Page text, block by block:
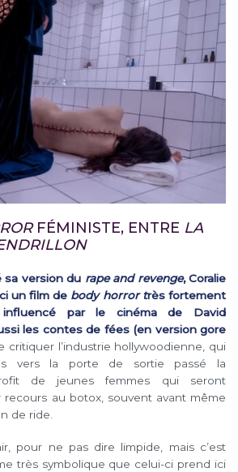
FÉMINISTE, ENTRE LA
sa version du rape and revenge, Coralie
un film de body horror très fortement
par le cinéma de David
les contes de fées (en version gore
critiquer l’industrie hollywoodienne, qui
vers la porte de sortie passé la
de jeunes femmes qui seront
recours au botox, souvent avant même
de ride.
pour ne pas dire limpide, mais c’est
très symbolique que celui-ci prend ici